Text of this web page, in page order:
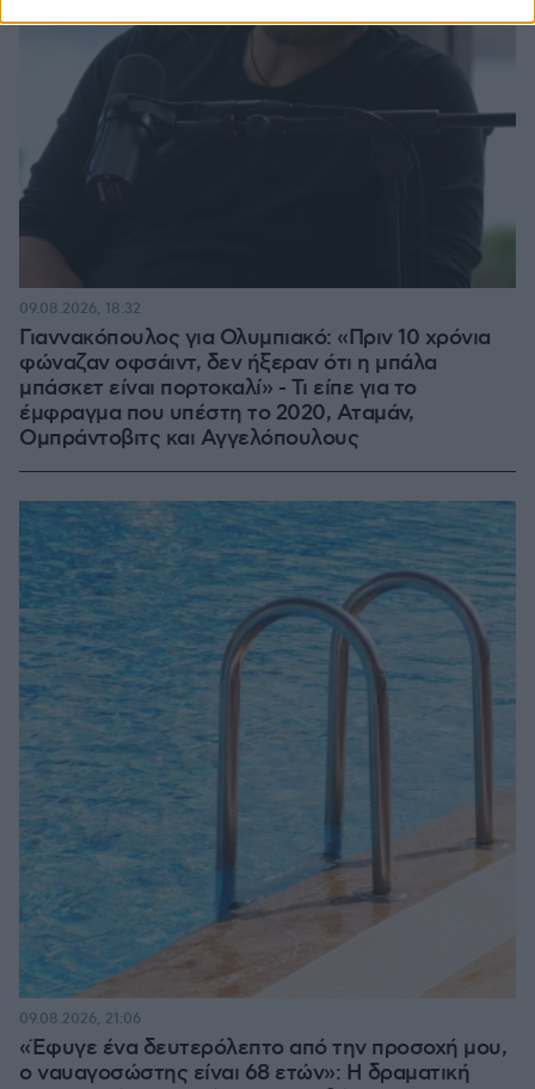
Γιαννακόπουλος για Ολυμπιακό: «Πριν 10 χρόνια
φώναζαν οφσάιντ, δεν ήξεραν ότι η μπάλα
μπάσκετ είναι πορτοκαλί» - Τι είπε για το
έμφραγμα που υπέστη το 2020, Αταμάν,
Ομπράντοβιτς και Αγγελόπουλους
09.08.2026, 18:32
«Έφυγε ένα δευτερόλεπτο από την προσοχή μου,
ο ναυαγοσώστης είναι 68 ετών»: Η δραματική
09.08.2026, 21:06